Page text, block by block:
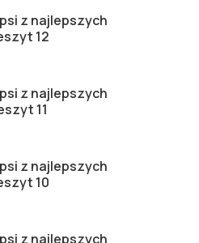
z najlepszych
12
z najlepszych
11
z najlepszych
10
z najlepszych